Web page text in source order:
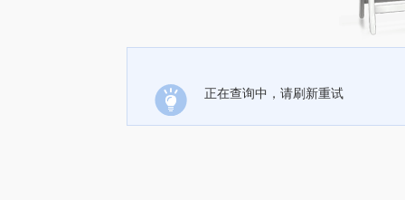
正在查询中，请刷新重试